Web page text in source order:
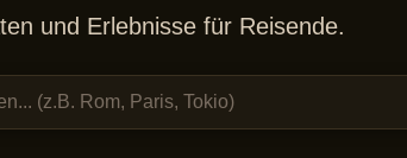
und Erlebnisse für Reisende.